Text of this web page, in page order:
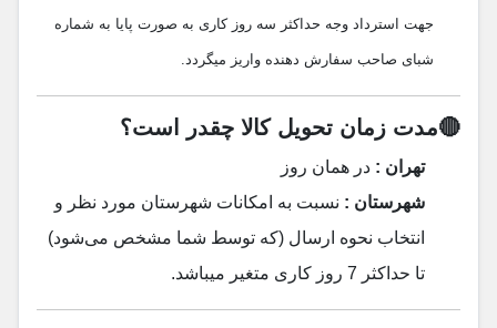
جهت استرداد وجه حداکثر سه روز کاری به صورت پایا به شماره
شبای صاحب سفارش دهنده واریز میگردد.
🔴مدت زمان تحویل کالا چقدر است؟
تهران : در همان روز
شهرستان : نسبت به امکانات شهرستان مورد نظر و
انتخاب نحوه ارسال (که توسط شما مشخص می‌شود)
تا حداکثر 7 روز کاری متغیر میباشد.